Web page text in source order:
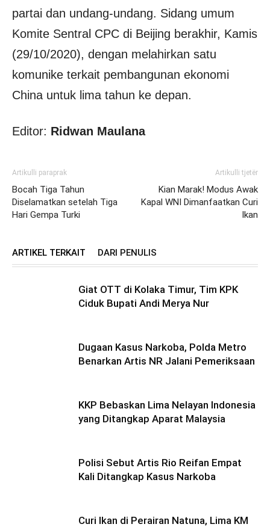
partai dan undang-undang. Sidang umum
Komite Sentral CPC di Beijing berakhir, Kamis
(29/10/2020), dengan melahirkan satu
komunike terkait pembangunan ekonomi
China untuk lima tahun ke depan.
Editor: Ridwan Maulana
Artikulli paraprak
Bocah Tiga Tahun
Diselamatkan setelah Tiga
Hari Gempa Turki
Artikulli tjetër
Kian Marak! Modus Awak
Kapal WNI Dimanfaatkan Curi
Ikan
ARTIKEL TERKAIT DARI PENULIS
Giat OTT di Kolaka Timur, Tim KPK
Ciduk Bupati Andi Merya Nur
Dugaan Kasus Narkoba, Polda Metro
Benarkan Artis NR Jalani Pemeriksaan
KKP Bebaskan Lima Nelayan Indonesia
yang Ditangkap Aparat Malaysia
Polisi Sebut Artis Rio Reifan Empat
Kali Ditangkap Kasus Narkoba
Curi Ikan di Perairan Natuna, Lima KM